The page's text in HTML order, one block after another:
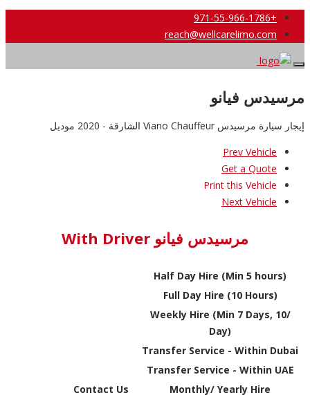
+971-55-966-1786
reach@wellcarelimo.com
مرسيدس فيانو
إيجار سيارة مرسيدس Viano Chauffeur الشارقة - 2020 موديل
Prev Vehicle
Get a Quote
Print this Vehicle
Next Vehicle
مرسيدس فيانو With Driver
Half Day Hire (Min 5 hours)
Full Day Hire (10 Hours)
Weekly Hire (Min 7 Days, 10/
Day)
Transfer Service - Within Dubai
Transfer Service - Within UAE
Monthly/ Yearly Hire
Contact Us